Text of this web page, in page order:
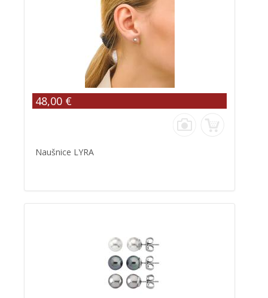
48,00 €
Naušnice LYRA